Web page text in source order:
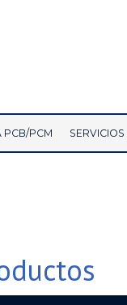
PCB/PCM SERVICIOS